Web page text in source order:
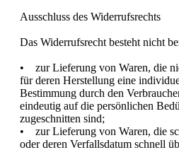
Ausschluss des Widerrufsrechts
Das Widerrufsrecht besteht nicht
• zur Lieferung von Waren, die
für deren Herstellung eine
Bestimmung durch den
eindeutig auf die persönlichen
zugeschnitten sind;
• zur Lieferung von Waren, die
oder deren Verfallsdatum schnell